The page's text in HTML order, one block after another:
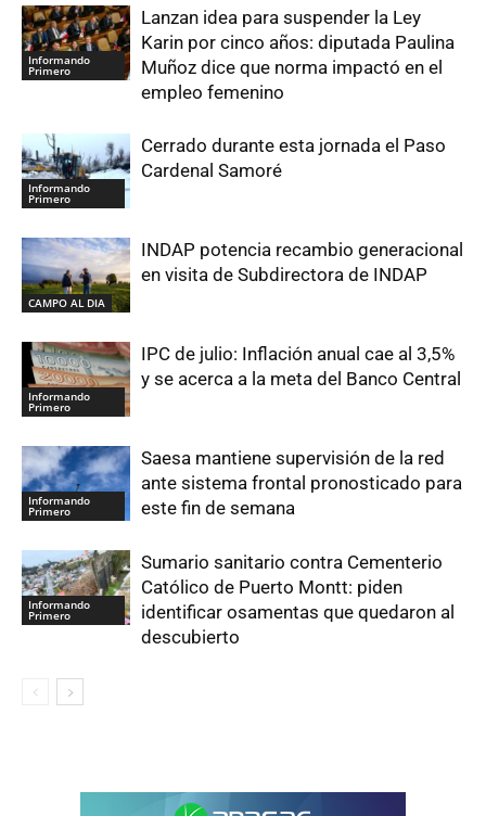
Informando
Primero
Lanzan idea para suspender la Ley
Karin por cinco años: diputada Paulina
Muñoz dice que norma impactó en el
empleo femenino
Informando
Primero
Cerrado durante esta jornada el Paso
Cardenal Samoré
CAMPO AL DIA
INDAP potencia recambio generacional
en visita de Subdirectora de INDAP
Informando
Primero
IPC de julio: Inflación anual cae al 3,5%
y se acerca a la meta del Banco Central
Informando
Primero
Saesa mantiene supervisión de la red
ante sistema frontal pronosticado para
este fin de semana
Informando
Primero
Sumario sanitario contra Cementerio
Católico de Puerto Montt: piden
identificar osamentas que quedaron al
descubierto